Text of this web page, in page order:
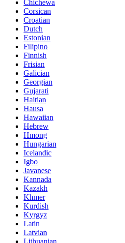
Chichewa
Corsican
Croatian
Dutch
Estonian
Filipino
Finnish
Frisian
Galician
Georgian
Gujarati
Haitian
Hausa
Hawaiian
Hebrew
Hmong
Hungarian
Icelandic
Igbo
Javanese
Kannada
Kazakh
Khmer
Kurdish
Kyrgyz
Latin
Latvian
Lithuanian